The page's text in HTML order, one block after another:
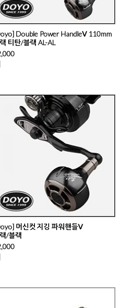
Double Power HandleⅤ 110mm
티탄/블랙 AL-AL
머신컷 지깅 파워핸들Ⅴ
/블랙